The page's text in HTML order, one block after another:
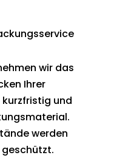
wir das
Ihrer
und
werden